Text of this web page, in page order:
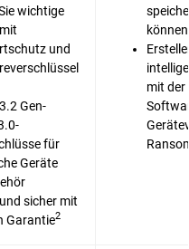
wichtige
und
Gen-
für
Geräte
sicher mit
Garantie2
können
mit der